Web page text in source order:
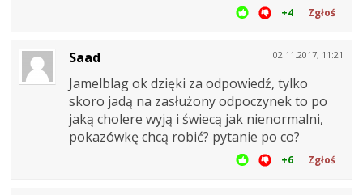
+4 Zgłoś
02.11.2017, 11:21
Saad
Jamelblag ok dzięki za odpowiedź, tylko
skoro jadą na zasłużony odpoczynek to po
jaką cholere wyją i świecą jak nienormalni,
pokazówkę chcą robić? pytanie po co?
+6 Zgłoś